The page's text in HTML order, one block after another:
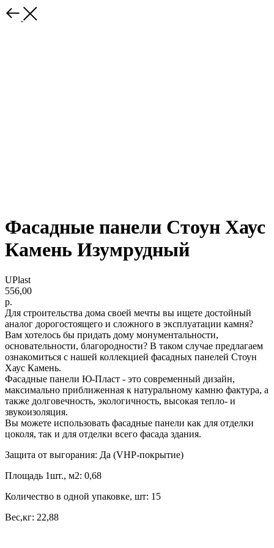
Фасадные панели Стоун Хаус
Камень Изумрудный
UPlast
556,00
р.
Для строительства дома своей мечты вы ищете достойный
аналог дорогостоящего и сложного в эксплуатации камня?
Вам хотелось бы придать дому монументальности,
основательности, благородности? В таком случае предлагаем
ознакомиться с нашей коллекцией фасадных панелей Стоун
Хаус Камень.
Фасадные панели Ю-Пласт - это современный дизайн,
максимально приближенная к натуральному камню фактура, а
также долговечность, экологичность, высокая тепло- и
звукоизоляция.
Вы можете использовать фасадные панели как для отделки
цоколя, так и для отделки всего фасада здания.
Защита от выгорания: Да (VHP-покрытие)
Площадь 1шт., м2: 0,68
Количество в одной упаковке, шт: 15
Вес,кг: 22,88